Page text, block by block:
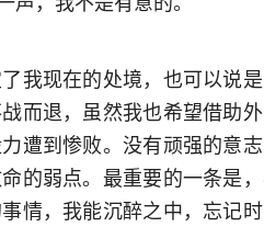
我现在的处境，也可以说
而退，虽然我也希望借助
遭到惨败。没有顽强的意志
的弱点。最重要的一条是
情，我能沉醉之中，忘记